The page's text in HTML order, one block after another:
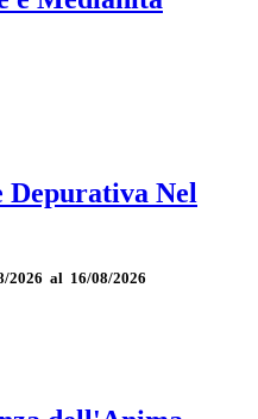
Nel
2026 al 16/08/2026